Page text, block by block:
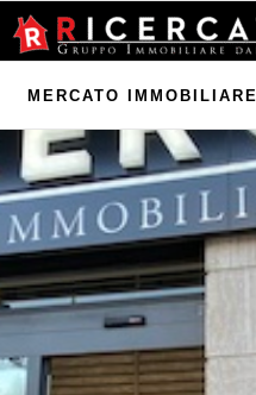
MERCATO IMMOBILIARE